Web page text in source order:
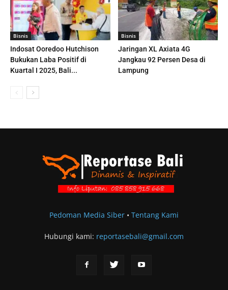
Bisnis
Indosat Ooredoo Hutchison
Bukukan Laba Positif di
Kuartal I 2025, Bali...
Bisnis
Jaringan XL Axiata 4G
Jangkau 92 Persen Desa di
Lampung
Pedoman Media Siber• Tentang Kami
Hubungi kami: reportasebali@gmail.com